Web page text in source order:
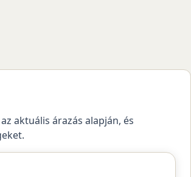
aktuális árazás alapján, és